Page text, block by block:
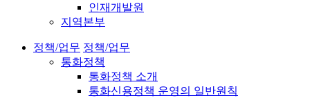
인재개발원
지역본부
정책/업무 정책/업무
통화정책
통화정책 소개
통화신용정책 운영의 일반원칙